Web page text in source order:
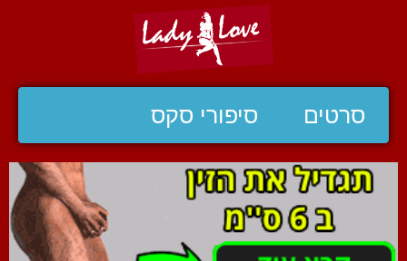
סרטים סיפורי סקס